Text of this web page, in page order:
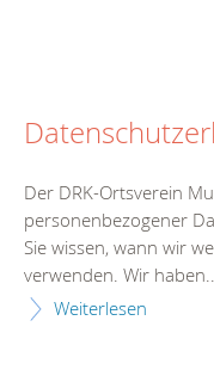
Der DRK-Ortsverein
personenbezogener
Sie wissen, wann wir
verwenden. Wir
Weiterlesen